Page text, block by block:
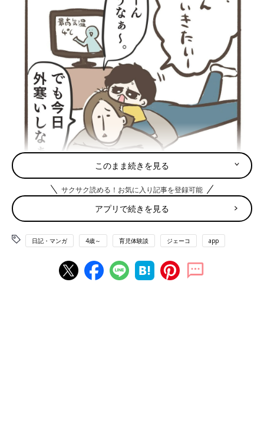
このまま続きを見る
サクサク読める！お気に入り記事を登録可能
アプリで続きを見る
日記・マンガ 4歳～ 育児体験談 ジェーコ app